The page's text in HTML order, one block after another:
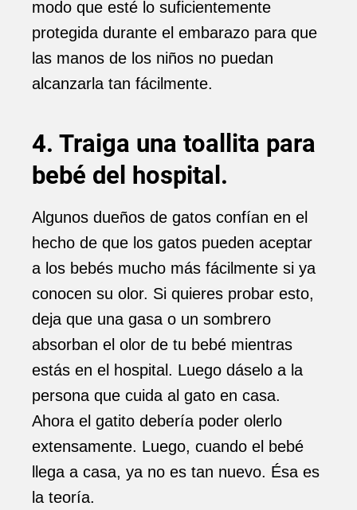
modo que esté lo suficientemente
protegida durante el embarazo para que
las manos de los niños no puedan
alcanzarla tan fácilmente.
4. Traiga una toallita para
bebé del hospital.
Algunos dueños de gatos confían en el
hecho de que los gatos pueden aceptar
a los bebés mucho más fácilmente si ya
conocen su olor. Si quieres probar esto,
deja que una gasa o un sombrero
absorban el olor de tu bebé mientras
estás en el hospital. Luego dáselo a la
persona que cuida al gato en casa.
Ahora el gatito debería poder olerlo
extensamente. Luego, cuando el bebé
llega a casa, ya no es tan nuevo. Ésa es
la teoría.